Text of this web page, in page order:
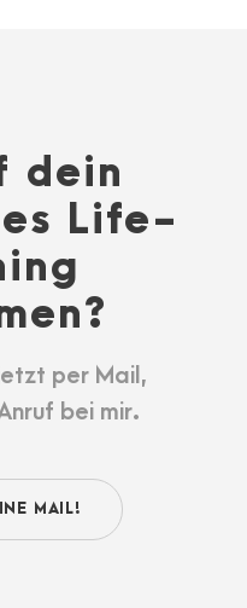
dein
Life-
per Mail,
bei mir.
MAIL!